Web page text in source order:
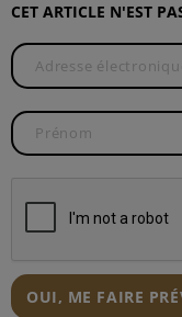
CET ARTICLE N'EST
OUI, ME FAIRE